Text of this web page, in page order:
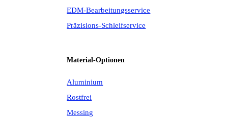
EDM-Bearbeitungsservice
Präzisions-Schleifservice
Material-Optionen
Aluminium
Rostfrei
Messing